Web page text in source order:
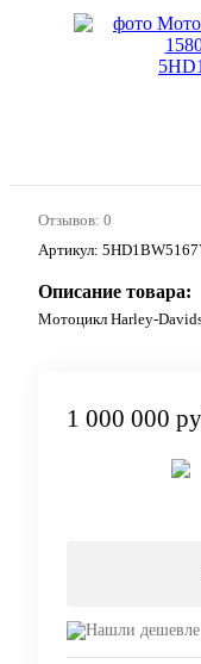
Отзывов: 0
Артикул:
Описание товара:
Мотоцикл Harley-
1 000 000